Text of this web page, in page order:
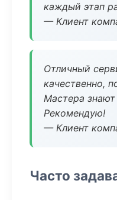
каждый этап
— Клиент
Отличный
качественно,
Мастера
Рекомендую!
— Клиент
Часто